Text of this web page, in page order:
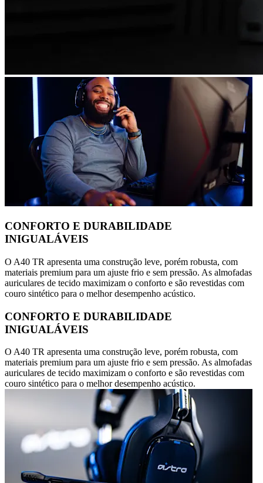
CONFORTO E DURABILIDADE
INIGUALÁVEIS
O A40 TR apresenta uma construção leve, porém robusta, com
materiais premium para um ajuste frio e sem pressão. As almofadas
auriculares de tecido maximizam o conforto e são revestidas com
couro sintético para o melhor desempenho acústico.
CONFORTO E DURABILIDADE
INIGUALÁVEIS
O A40 TR apresenta uma construção leve, porém robusta, com
materiais premium para um ajuste frio e sem pressão. As almofadas
auriculares de tecido maximizam o conforto e são revestidas com
couro sintético para o melhor desempenho acústico.